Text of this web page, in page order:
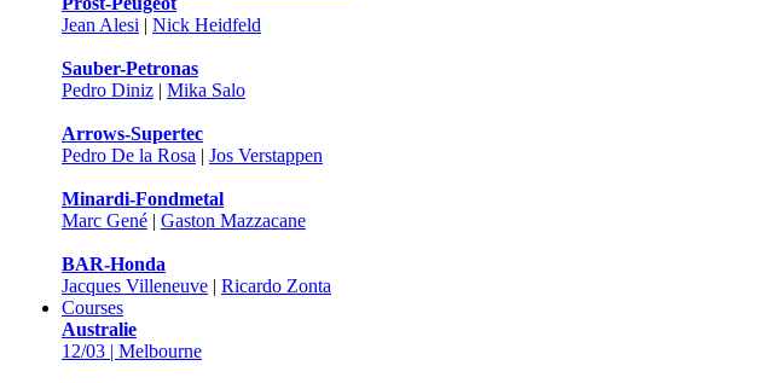
Jean Alesi | Nick Heidfeld
Sauber-Petronas
Pedro Diniz | Mika Salo
Arrows-Supertec
Pedro De la Rosa | Jos Verstappen
Minardi-Fondmetal
Marc Gené | Gaston Mazzacane
BAR-Honda
Jacques Villeneuve | Ricardo Zonta
Courses
Australie
12/03 | Melbourne